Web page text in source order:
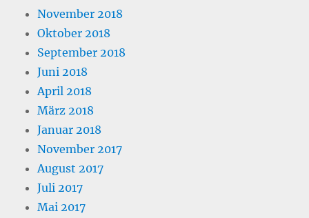
November 2018
Oktober 2018
September 2018
Juni 2018
April 2018
März 2018
Januar 2018
November 2017
August 2017
Juli 2017
Mai 2017